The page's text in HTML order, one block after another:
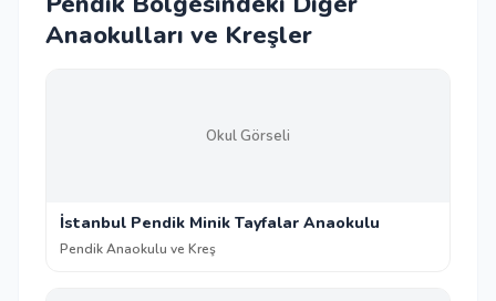
Anaokulları ve Kreşler
Okul Görseli
İstanbul Pendik Minik Tayfalar Anaokulu
Pendik Anaokulu ve Kreş